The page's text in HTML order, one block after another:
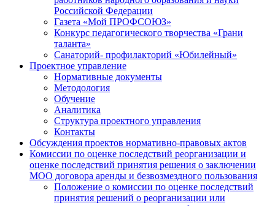
Российской Федерации
Газета «Мой ПРОФСОЮЗ»
Конкурс педагогического творчества «Грани
таланта»
Санаторий- профилакторий «Юбилейный»
Проектное управление
Нормативные документы
Методология
Обучение
Аналитика
Структура проектного управления
Контакты
Обсуждения проектов нормативно-правовых актов
Комиссии по оценке последствий реорганизации и
оценке последствий принятия решения о заключении
МОО договора аренды и безвозмездного пользования
Положение о комиссии по оценке последствий
принятия решений о реорганизации или